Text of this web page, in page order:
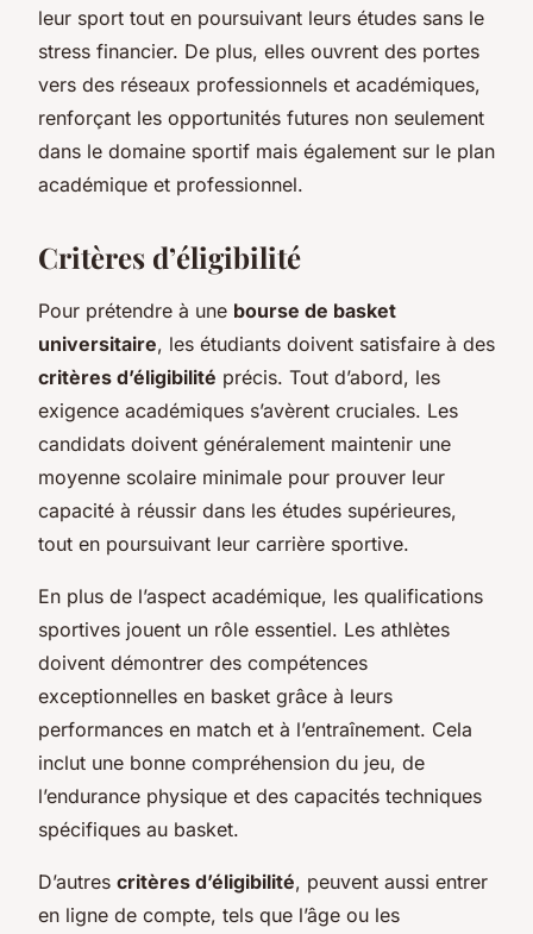
leur sport tout en poursuivant leurs études sans le
stress financier. De plus, elles ouvrent des portes
vers des réseaux professionnels et académiques,
renforçant les opportunités futures non seulement
dans le domaine sportif mais également sur le plan
académique et professionnel.
Critères d’éligibilité
Pour prétendre à une bourse de basket
universitaire, les étudiants doivent satisfaire à des
critères d’éligibilité précis. Tout d’abord, les
exigence académiques s’avèrent cruciales. Les
candidats doivent généralement maintenir une
moyenne scolaire minimale pour prouver leur
capacité à réussir dans les études supérieures,
tout en poursuivant leur carrière sportive.
En plus de l’aspect académique, les qualifications
sportives jouent un rôle essentiel. Les athlètes
doivent démontrer des compétences
exceptionnelles en basket grâce à leurs
performances en match et à l’entraînement. Cela
inclut une bonne compréhension du jeu, de
l’endurance physique et des capacités techniques
spécifiques au basket.
D’autres critères d’éligibilité, peuvent aussi entrer
en ligne de compte, tels que l’âge ou les